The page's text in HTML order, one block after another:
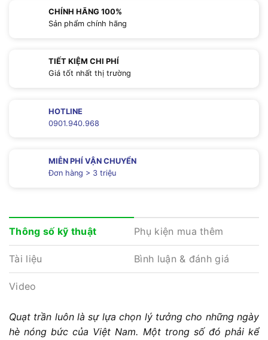
CHÍNH HÃNG 100%
Sản phẩm chính hãng
TIẾT KIỆM CHI PHÍ
Giá tốt nhất thị trường
HOTLINE
0901.940.968
MIỄN PHÍ VẬN CHUYỂN
Đơn hàng > 3 triệu
Thông số kỹ thuật Phụ kiện mua thêm
Tài liệu Bình luận & đánh giá
Video
Quạt trần luôn là sự lựa chọn lý tưởng cho những ngày
hè nóng bức của Việt Nam. Một trong số đó phải kể